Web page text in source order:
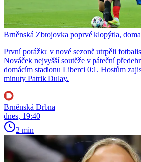
Brněnská Zbrojovka poprvé klopýtla,
První porážku v nové sezoně utrpěli
Nováček nejvyšší soutěže v páteční
domácím stadionu Liberci 0:1. Hostům
minuty Patrik Dulay.
Brněnská Drbna
dnes, 19:40
2 min